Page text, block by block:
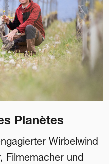
Planètes
Wirbelwind
Filmemacher und